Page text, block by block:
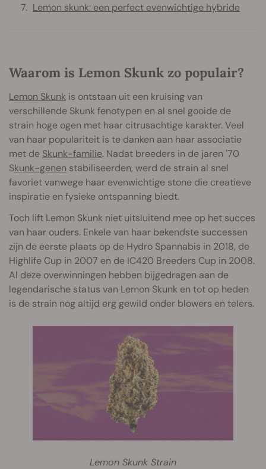
Lemon skunk: een perfect evenwichtige hybride
Waarom is Lemon Skunk zo populair?
Lemon Skunk is ontstaan uit een kruising van
verschillende Skunk fenotypen en al snel gooide de
strain hoge ogen met haar citrusachtige karakter. Veel
van haar populariteit is te danken aan haar associatie
met de Skunk-familie. Nadat breeders in de jaren '70
Skunk-genen stabiliseerden, werd de strain al snel
favoriet vanwege haar evenwichtige stone die creatieve
inspiratie en fysieke ontspanning biedt.
Toch lift Lemon Skunk niet uitsluitend mee op het succes
van haar ouders. Enkele van haar bekendste successen
zijn de eerste plaats op de Hydro Spannabis in 2018, de
Highlife Cup in 2007 en de IC420 Breeders Cup in 2008.
Al deze overwinningen hebben bijgedragen aan de
legendarische status van Lemon Skunk en tot op heden
is de strain nog altijd erg gewild onder blowers en telers.
Lemon Skunk Strain